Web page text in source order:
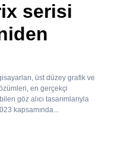
serisi
üst düzey grafik ve
en gerçekçi
göz alıcı tasarımlarıyla
kapsamında...